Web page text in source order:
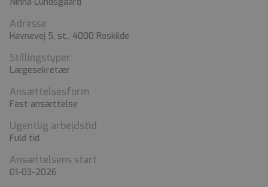
Adresse
Havnevej 5, st., 4000 Roskilde
Stillingstyper
Lægesekretær
Ansættelsesform
Fast ansættelse
Ugentlig arbejdstid
Fuld tid
Ansættelsens start
01-03-2026